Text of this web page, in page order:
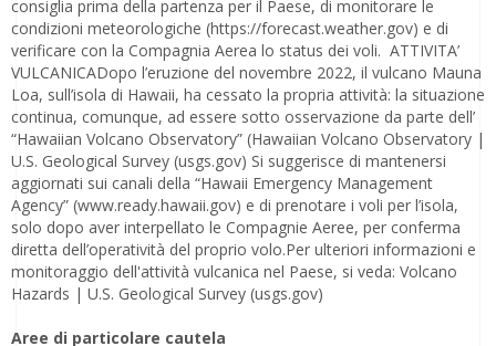
consiglia prima della partenza per il Paese, di monitorare le
condizioni meteorologiche (https://forecast.weather.gov) e di
verificare con la Compagnia Aerea lo status dei voli. ATTIVITA’
VULCANICADopo l’eruzione del novembre 2022, il vulcano Mauna
Loa, sull’isola di Hawaii, ha cessato la propria attività: la situazione
continua, comunque, ad essere sotto osservazione da parte dell’
“Hawaiian Volcano Observatory” (Hawaiian Volcano Observatory |
U.S. Geological Survey (usgs.gov) Si suggerisce di mantenersi
aggiornati sui canali della “Hawaii Emergency Management
Agency” (www.ready.hawaii.gov) e di prenotare i voli per l’isola,
solo dopo aver interpellato le Compagnie Aeree, per conferma
diretta dell’operatività del proprio volo.Per ulteriori informazioni e
monitoraggio dell'attività vulcanica nel Paese, si veda: Volcano
Hazards | U.S. Geological Survey (usgs.gov)
Aree di particolare cautela